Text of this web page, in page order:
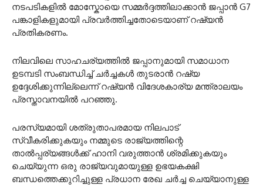
നടപടികളിൽ മോസ്കോയെ സമ്മർദ്ദത്തിലാക്കാൻ ജപ്പാൻ G7
പങ്കാളികളുമായി പ്രവർത്തിച്ചതോടെയാണ് റഷ്യൻ
പ്രതികരണം.
നിലവിലെ സാഹചര്യത്തിൽ ജപ്പാനുമായി സമാധാന
ഉടമ്പടി സംബന്ധിച്ച് ചർച്ചകൾ തുടരാൻ റഷ്യ
ഉദ്ദേശിക്കുന്നില്ലെന്ന് റഷ്യൻ വിദേശകാര്യ മന്ത്രാലയം
പ്രസ്താവനയിൽ പറഞ്ഞു.
പരസ്യമായി ശത്രുതാപരമായ നിലപാട്
സ്വീകരിക്കുകയും നമ്മുടെ രാജ്യത്തിന്റെ
താൽപ്പര്യങ്ങൾക്ക് ഹാനി വരുത്താൻ ശ്രമിക്കുകയും
ചെയ്യുന്ന ഒരു രാജ്യവുമായുള്ള ഉഭയകക്ഷി
ബന്ധത്തെക്കുറിച്ചുള്ള പ്രധാന രേഖ ചർച്ച ചെയ്യാനുള്ള